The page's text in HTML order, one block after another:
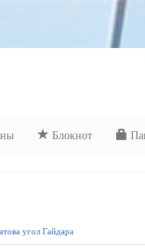
Блокнот
угол Гайдара